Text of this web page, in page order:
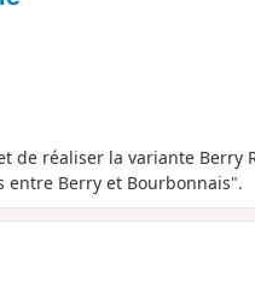
de réaliser la variante Berry
entre Berry et Bourbonnais".